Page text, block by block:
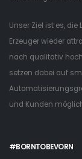
Unser Ziel ist es,
Erzeuger wieder
nach qualitativ
setzen dabei auf
und Kunden
#BORNTOBEVORN